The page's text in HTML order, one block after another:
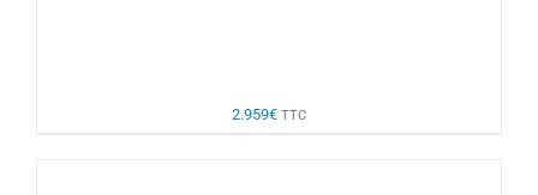
2.959€ TTC